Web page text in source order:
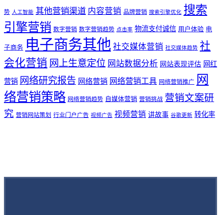
势 人工智能 其他营销渠道 内容营销 品牌营销 搜索引擎优化 搜索
引擎营销 数字营销 数字营销趋势 点击率 物流支付诚信 用户体验 电
子商务 电子商务其他社交媒体营销 社交媒体趋势 社
会化营销 网上生意定位 网站数据分析 网站表现评估 网红
营销 网络研究报告 网络营销 网络营销工具 网络营销推广 网
络营销策略 网络营销趋势 自媒体营销 营销挑战 营销文案研
究 营销网站策划 行业门户广告 视频广告 视频营销 讲故事 谷歌更新 转化率